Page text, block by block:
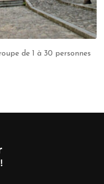
de 1 à 30 personnes